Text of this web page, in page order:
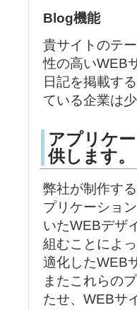
Blog機能
貴サイトのテ
性の高いWEB
日記を掲載す
ている企業は
アプリケ
供します。
弊社が制作す
プリケーショ
いたWEBデザ
組むことによ
適化したWEB
またこれらの
たせ、WEBサ